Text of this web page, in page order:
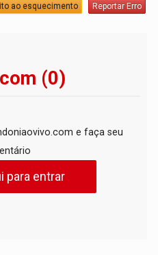
ao esquecimento Reportar Erro
(0)
e faça seu
para entrar